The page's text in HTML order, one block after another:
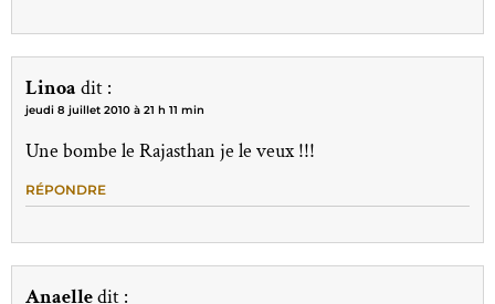
Linoa dit :
jeudi 8 juillet 2010 à 21 h 11 min
Une bombe le Rajasthan je le veux !!!
RÉPONDRE
Anaelledit :